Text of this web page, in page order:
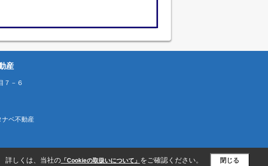
産
７－６
ベ不動産
詳しくは、当社の「Cookieの取扱いについて」 をご確認ください。 閉じる